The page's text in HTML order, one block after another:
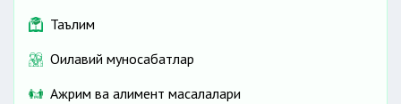
Таълим
Оилавий муносабатлар
Ажрим ва алимент масалалари